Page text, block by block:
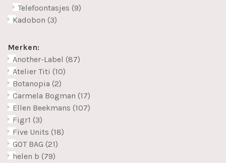
Telefoontasjes (9)
Kadobon (3)
Merken:
Another-Label (87)
Atelier Titi (10)
Botanopia (2)
Carmela Bogman (17)
Ellen Beekmans (107)
Figr1 (3)
Five Units (18)
GOT BAG (21)
helen b (79)